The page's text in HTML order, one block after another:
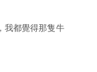
我都覺得那隻牛